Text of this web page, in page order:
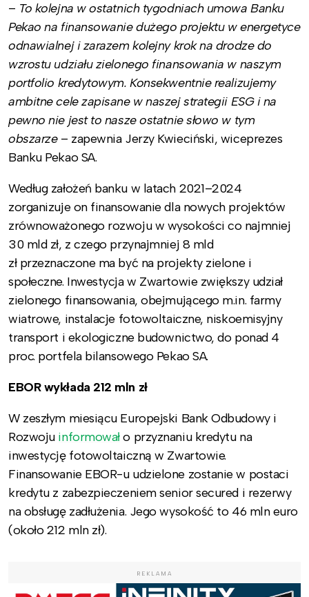
– To kolejna w ostatnich tygodniach umowa Banku
Pekao na finansowanie dużego projektu w energetyce
odnawialnej i zarazem kolejny krok na drodze do
wzrostu udziału zielonego finansowania w naszym
portfolio kredytowym. Konsekwentnie realizujemy
ambitne cele zapisane w naszej strategii ESG i na
pewno nie jest to nasze ostatnie słowo w tym
obszarze– zapewnia Jerzy Kwieciński, wiceprezes
Banku Pekao SA.
Według założeń banku w latach 2021–2024
zorganizuje on finansowanie dla nowych projektów
zrównoważonego rozwoju w wysokości co najmniej
30 mld zł, z czego przynajmniej 8 mld
zł przeznaczone ma być na projekty zielone i
społeczne. Inwestycja w Zwartowie zwiększy udział
zielonego finansowania, obejmującego m.in. farmy
wiatrowe, instalacje fotowoltaiczne, niskoemisyjny
transport i ekologiczne budownictwo, do ponad 4
proc. portfela bilansowego Pekao SA.
EBOR wykłada 212 mln zł
W zeszłym miesiącu Europejski Bank Odbudowy i
Rozwoju informowało przyznaniu kredytu na
inwestycję fotowoltaiczną w Zwartowie.
Finansowanie EBOR-u udzielone zostanie w postaci
kredytu z zabezpieczeniem senior secured i rezerwy
na obsługę zadłużenia. Jego wysokość to 46 mln euro
(około 212 mln zł).
REKLAMA